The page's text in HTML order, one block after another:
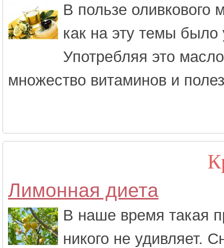
В пользе оливкового
как на эту темы было
Употребляя это
множество витаминов и
Лимонная диета
В наше время такая
никого не удивляет.